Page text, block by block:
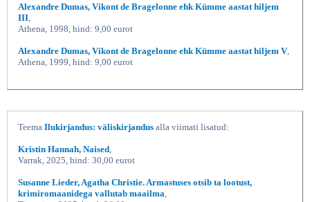
Alexandre Dumas, Vikont de Bragelonne ehk Kümme aastat hiljem
III
Athena, 1998, hind: 9,00 eurot
Alexandre Dumas, Vikont de Bragelonne ehk Kümme aastat hiljem V,
Athena, 1999, hind: 9,00 eurot
Teema Ilukirjandus: väliskirjandus alla viimati lisatud:
Kristin Hannah, Naised
Varrak, 2025, hind: 30,00 eurot
Susanne Lieder, Agatha Christie. Armastuses otsib ta lootust,
krimiromaanidega vallutab maailma